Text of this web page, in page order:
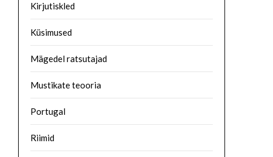
Kirjutiskled
Küsimused
Mägedel ratsutajad
Mustikate teooria
Portugal
Riimid